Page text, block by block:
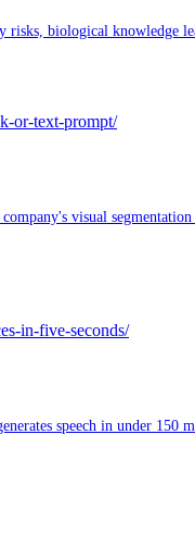
biological knowledge
or-text-prompt/
visual
in-five-seconds/
speech in under 150